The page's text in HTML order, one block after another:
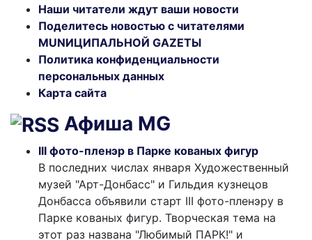
Наши читатели ждут ваши новости
Поделитесь новостью с читателями
MUNИЦИПАЛЬНОЙ GAZЕТЫ
Политика конфиденциальности
персональных данных
Карта сайта
Афиша MG
III фото-пленэр в Парке кованых фигур
В последних числах января Художественный
музей "Арт-Донбасс" и Гильдия кузнецов
Донбасса объявили старт III фото-пленэру в
Парке кованых фигур. Творческая тема на
этот раз названа "Любимый ПАРК!" и